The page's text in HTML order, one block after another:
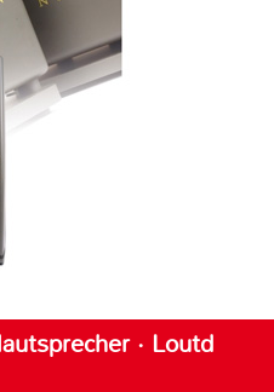
· Loutd